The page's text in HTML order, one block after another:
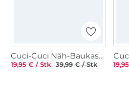
Cuci-Cuci Näh-Baukastenset Alpaka Anton
19,95 € / Stk 39,99 € / Stk